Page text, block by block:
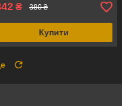
₴ 380 ₴
Купити